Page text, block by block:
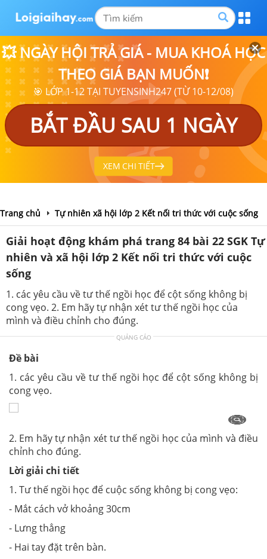
💥 NGÀY HỘI TRẢ GIÁ - MUA KHOÁ HỌC
THEO GIÁ BẠN MUỐN❗
🎯 LỚP 1-12 TẠI TUYENSINH247 (TỪ 10-12/08)
BẮT ĐẦU SAU 1 NGÀY
XEM CHI TIẾT
Trang chủ Tự nhiên xã hội lớp 2 Kết nối tri thức với cuộc sống
Giải hoạt động khám phá trang 84 bài 22 SGK Tự
nhiên và xã hội lớp 2 Kết nối tri thức với cuộc
sống
1. các yêu cầu về tư thế ngồi học để cột sống không bị
cong vẹo. 2. Em hãy tự nhận xét tư thế ngồi học của
mình và điều chỉnh cho đúng.
QUẢNG CÁO
Đề bài
1. các yêu cầu về tư thế ngồi học để cột sống không bị
cong vẹo.
2. Em hãy tự nhận xét tư thế ngồi học của mình và điều
chỉnh cho đúng.
Lời giải chi tiết
1. Tư thế ngồi học để cuộc sống không bị cong vẹo:
- Mắt cách vở khoảng 30cm
- Lưng thẳng
- Hai tay đặt trên bàn.